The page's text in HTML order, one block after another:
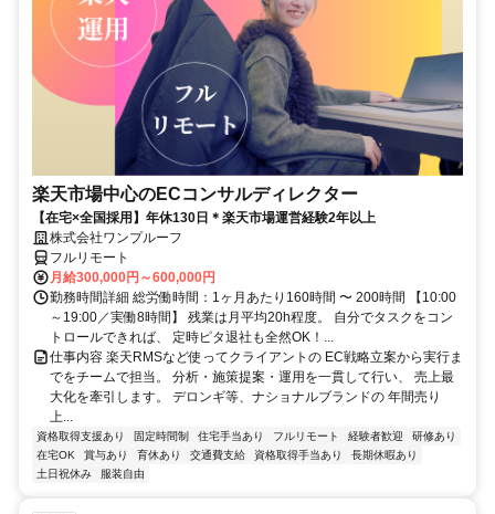
楽天市場中心のECコンサルディレクター
【在宅×全国採用】年休130日＊楽天市場運営経験2年以上
株式会社ワンプルーフ
フルリモート
月給300,000円～600,000円
勤務時間詳細 総労働時間：1ヶ月あたり160時間 〜 200時間 【10:00
～19:00／実働8時間】 残業は月平均20h程度。 自分でタスクをコン
トロールできれば、 定時ピタ退社も全然OK！...
仕事内容 楽天RMSなど使ってクライアントの EC戦略立案から実行ま
でをチームで担当。 分析・施策提案・運用を一貫して行い、 売上最
大化を牽引します。 デロンギ等、ナショナルブランドの 年間売り
上...
資格取得支援あり 固定時間制 住宅手当あり フルリモート 経験者歓迎
研修あり
在宅OK
賞与あり 育休あり 交通費支給 資格取得手当あり
長期休暇あり
土日祝休み
服装自由